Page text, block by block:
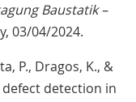
Baustatik –
03/04/2024.
P., Dragos, K., &
defect detection in